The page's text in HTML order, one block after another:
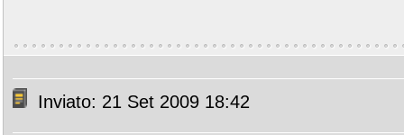
Inviato: 21 Set 2009 18:42